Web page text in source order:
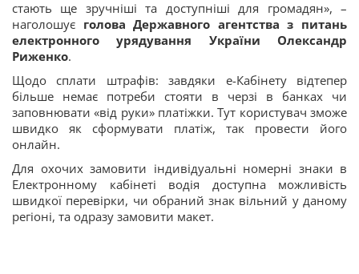
стають ще зручніші та доступніші для громадян», –
наголошує голова Державного агентства з питань
електронного урядування України Олександр
Риженко.
Щодо сплати штрафів: завдяки е-Кабінету відтепер
більше немає потреби стояти в черзі в банках чи
заповнювати «від руки» платіжки. Тут користувач зможе
швидко як сформувати платіж, так провести його
онлайн.
Для охочих замовити індивідуальні номерні знаки в
Електронному кабінеті водія доступна можливість
швидкої перевірки, чи обраний знак вільний у даному
регіоні, та одразу замовити макет.